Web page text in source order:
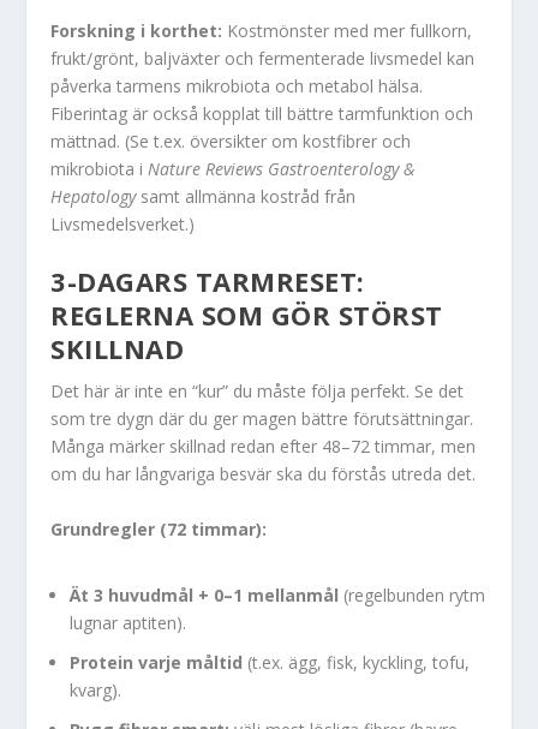
Forskning i korthet: Kostmönster med mer fullkorn,
frukt/grönt, baljväxter och fermenterade livsmedel kan
påverka tarmens mikrobiota och metabol hälsa.
Fiberintag är också kopplat till bättre tarmfunktion och
mättnad. (Se t.ex. översikter om kostfibrer och
mikrobiota iNature Reviews Gastroenterology &
Hepatologysamt allmänna kostråd från
Livsmedelsverket.)
3-DAGARS TARMRESET:
REGLERNA SOM GÖR STÖRST
SKILLNAD
Det här är inte en “kur” du måste följa perfekt. Se det
som tre dygn där du ger magen bättre förutsättningar.
Många märker skillnad redan efter 48–72 timmar, men
om du har långvariga besvär ska du förstås utreda det.
Grundregler (72 timmar):
Ät 3 huvudmål + 0–1 mellanmål (regelbunden rytm
lugnar aptiten).
Protein varje måltid (t.ex. ägg, fisk, kyckling, tofu,
kvarg).